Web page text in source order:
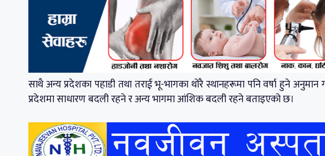
साथै अन्य प्रदेशका पहाडी तथा तराई भू-भागका थोरै स्थानहरूमा पनि वर्षा हुने अनुमान
प्रदेशमा साधारण बदली रहने र अन्य भागमा आंशिक बदली रहने बताइएको छ।